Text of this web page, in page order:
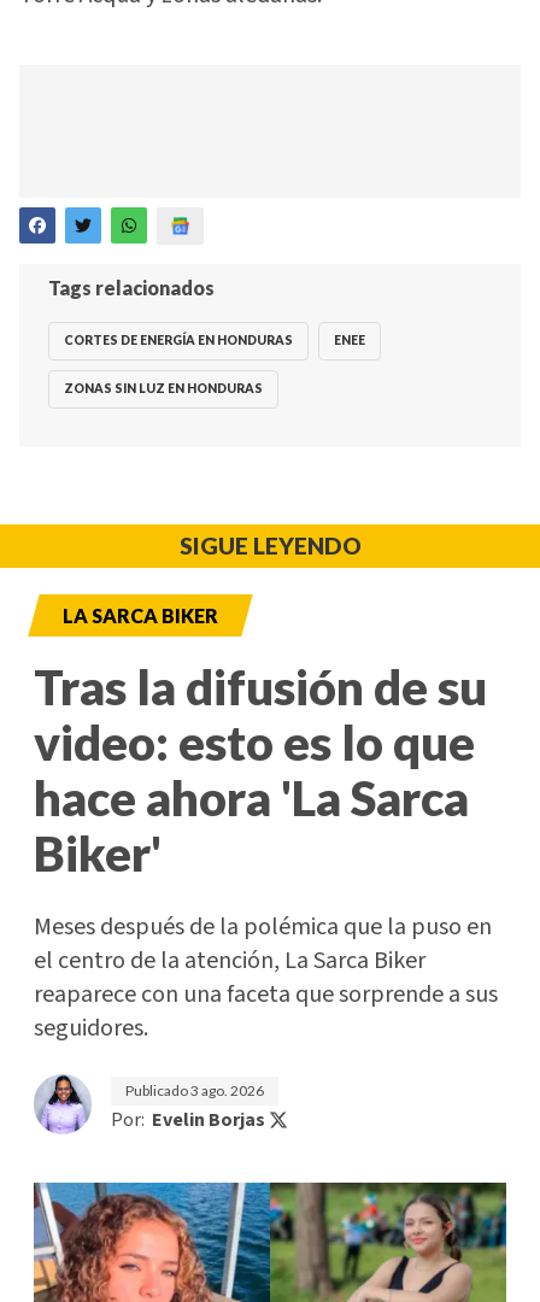
Tags relacionados
CORTES DE ENERGÍA EN HONDURAS ENEE
ZONAS SIN LUZ EN HONDURAS
SIGUE LEYENDO
LA SARCA BIKER
Tras la difusión de su
video: esto es lo que
hace ahora 'La Sarca
Biker'
Meses después de la polémica que la puso en
el centro de la atención, La Sarca Biker
reaparece con una faceta que sorprende a sus
seguidores.
Publicado3 ago. 2026
Por: Evelin Borjas